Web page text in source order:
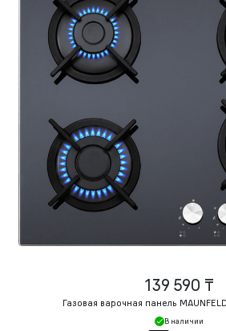
139 590 ₸
Газовая варочная панель
В наличии